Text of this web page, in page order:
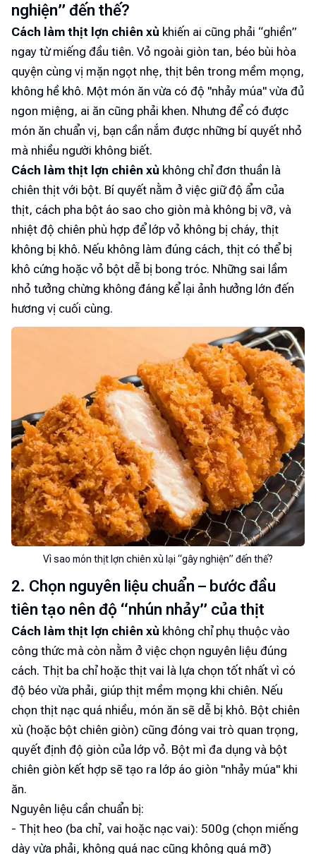
nghiện” đến thế?
Cách làm thịt lợn chiên xù khiến ai cũng phải “ghiền”
ngay từ miếng đầu tiên. Vỏ ngoài giòn tan, béo bùi hòa
quyện cùng vị mặn ngọt nhẹ, thịt bên trong mềm mọng,
không hề khô. Một món ăn vừa có độ "nhảy múa" vừa đủ
ngon miệng, ai ăn cũng phải khen. Nhưng để có được
món ăn chuẩn vị, bạn cần nắm được những bí quyết nhỏ
mà nhiều người không biết.
Cách làm thịt lợn chiên xù không chỉ đơn thuần là
chiên thịt với bột. Bí quyết nằm ở việc giữ độ ẩm của
thịt, cách pha bột áo sao cho giòn mà không bị vỡ, và
nhiệt độ chiên phù hợp để lớp vỏ không bị cháy, thịt
không bị khô. Nếu không làm đúng cách, thịt có thể bị
khô cứng hoặc vỏ bột dễ bị bong tróc. Những sai lầm
nhỏ tưởng chừng không đáng kể lại ảnh hưởng lớn đến
hương vị cuối cùng.
Vì sao món thịt lợn chiên xù lại “gây nghiện” đến thế?
2. Chọn nguyên liệu chuẩn – bước đầu
tiên tạo nên độ “nhún nhảy” của thịt
Cách làm thịt lợn chiên xù không chỉ phụ thuộc vào
công thức mà còn nằm ở việc chọn nguyên liệu đúng
cách. Thịt ba chỉ hoặc thịt vai là lựa chọn tốt nhất vì có
độ béo vừa phải, giúp thịt mềm mọng khi chiên. Nếu
chọn thịt nạc quá nhiều, món ăn sẽ dễ bị khô. Bột chiên
xù (hoặc bột chiên giòn) cũng đóng vai trò quan trọng,
quyết định độ giòn của lớp vỏ. Bột mì đa dụng và bột
chiên giòn kết hợp sẽ tạo ra lớp áo giòn "nhảy múa" khi
ăn.
Nguyên liệu cần chuẩn bị:
- Thịt heo (ba chỉ, vai hoặc nạc vai): 500g (chọn miếng
dày vừa phải, không quá nạc cũng không quá mỡ)